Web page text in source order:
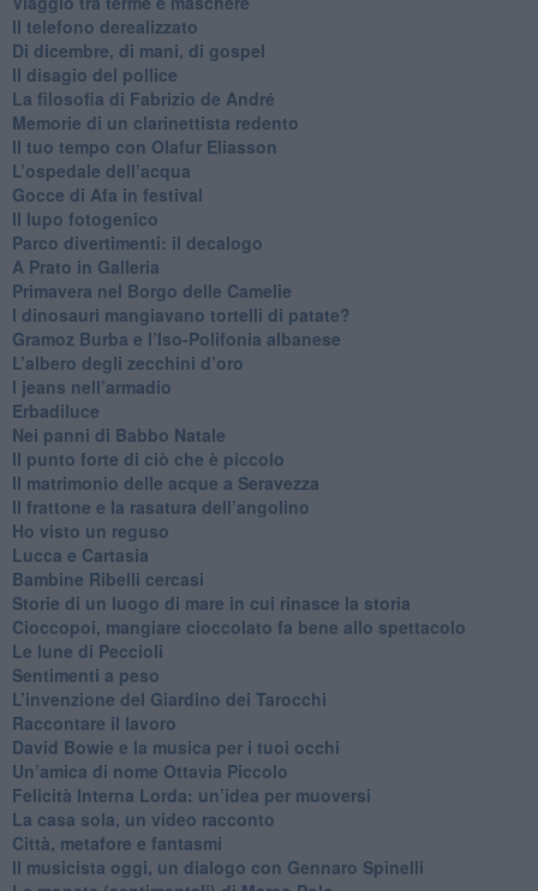
Il telefono derealizzato
​Di dicembre, di mani, di gospel
​Il disagio del pollice
​La filosofia di Fabrizio de André
Memorie di un clarinettista redento
​Il tuo tempo con Olafur Eliasson
​L’ospedale dell’acqua
​Gocce di Afa in festival
​Il lupo fotogenico
​Parco divertimenti: il decalogo
​A Prato in Galleria
​Primavera nel Borgo delle Camelie
I dinosauri mangiavano tortelli di patate?
​Gramoz Burba e l’Iso-Polifonia albanese
L’albero degli zecchini d’oro
​I jeans nell’armadio
Erbadiluce
Nei panni di Babbo Natale
​Il punto forte di ciò che è piccolo
​Il matrimonio delle acque a Seravezza
​Il frattone e la rasatura dell’angolino
​Ho visto un reguso
Lucca e Cartasia
Bambine Ribelli cercasi
Storie di un luogo di mare in cui rinasce la storia
Cioccopoi, mangiare cioccolato fa bene allo spettacolo
​Le lune di Peccioli
​Sentimenti a peso
​L’invenzione del Giardino dei Tarocchi
​Raccontare il lavoro
David Bowie e la musica per i tuoi occhi
Un’amica di nome Ottavia Piccolo
​Felicità Interna Lorda: un’idea per muoversi
​La casa sola, un video racconto
​Città, metafore e fantasmi
Il musicista oggi, un dialogo con Gennaro Spinelli